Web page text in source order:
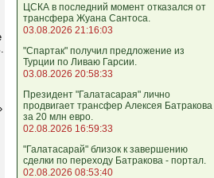
ЦСКА в последний момент отказался от
трансфера Жуана Сантоса.
03.08.2026 21:16:03
"Спартак" получил предложение из
Турции по Ливаю Гарсии.
03.08.2026 20:58:33
Президент "Галатасарая" лично
продвигает трансфер Алексея Батракова
за 20 млн евро.
02.08.2026 16:59:33
"Галатасарай" близок к завершению
сделки по переходу Батракова - портал.
02.08.2026 08:53:40